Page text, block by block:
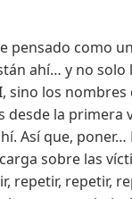
como
ahí… y no
sino los
la primera
Así que,
sobre las
repetir, repetir,